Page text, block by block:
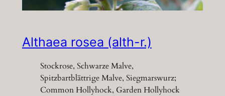
Althaea rosea (alth-r.)
Stockrose, Schwarze Malve,
Spitzbartblättrige Malve, Siegmarswurz;
Common Hollyhock, Garden Hollyhock